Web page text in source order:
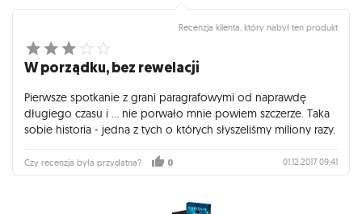
Recenzja klienta, który nabył ten produkt
W porządku, bez rewelacji
Pierwsze spotkanie z grani paragrafowymi od naprawdę
długiego czasu i ... nie porwało mnie powiem szczerze. Taka
sobie historia - jedna z tych o których słyszeliśmy miliony razy.
Czy recenzja była przydatna? 0 01.12.2017 09:41